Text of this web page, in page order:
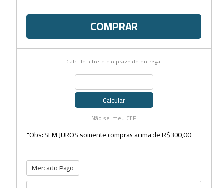
COMPRAR
Calcule o frete e o prazo de entrega.
Calcular
Não sei meu CEP
*Obs: SEM JUROS somente compras acima de R$300,00
Mercado Pago